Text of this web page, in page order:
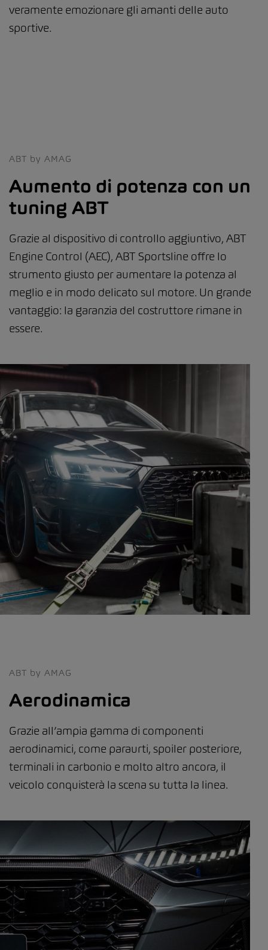
veramente emozionare gli amanti delle auto
sportive.
ABT by AMAG
Aumento di potenza con un
tuning ABT
Grazie al dispositivo di controllo aggiuntivo, ABT
Engine Control (AEC), ABT Sportsline offre lo
strumento giusto per aumentare la potenza al
meglio e in modo delicato sul motore. Un grande
vantaggio: la garanzia del costruttore rimane in
essere.
ABT by AMAG
Aerodinamica
Grazie all’ampia gamma di componenti
aerodinamici, come paraurti, spoiler posteriore,
terminali in carbonio e molto altro ancora, il
veicolo conquisterà la scena su tutta la linea.